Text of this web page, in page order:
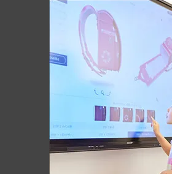
LEFT SIDE
サイドポケットにす
pastime 専用のオリ
Dカンとナスカンも付
多くなっても安心です
ワイドに広
ミラクルス
お子さまの成長や冬
下紐の固定位置を左
肩ベルトの長さの調
できるので6年間安心